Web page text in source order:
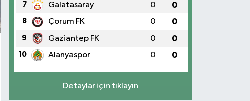
7 Galatasaray 0 0
8 Çorum FK 0 0
9 Gaziantep FK 0 0
10 Alanyaspor 0 0
Detaylar için tıklayın